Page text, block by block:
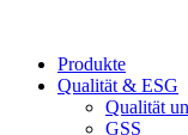
Produkte
Qualität & ESG
Qualität
GSS